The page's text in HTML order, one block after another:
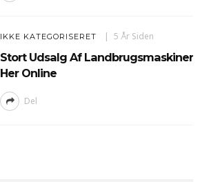
IKKE KATEGORISERET 5 År Siden
Stort Udsalg Af Landbrugsmaskiner
Her Online
Del